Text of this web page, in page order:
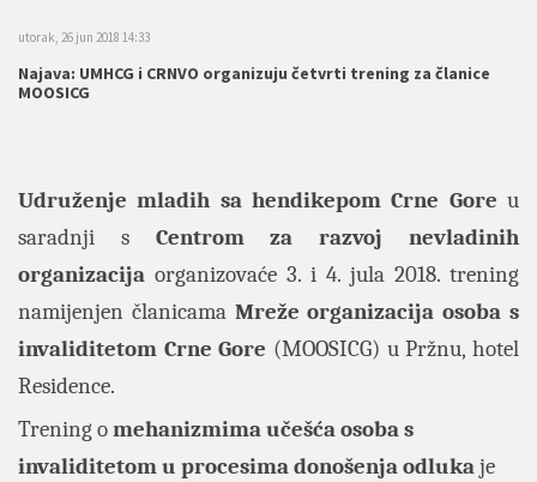
utorak, 26 jun 2018 14:33
Najava: UMHCG i CRNVO organizuju četvrti trening za članice
MOOSICG
Udruženje mladih sa hendikepom Crne Gore u
saradnji s Centrom za razvoj nevladinih
organizacija organizovaće 3. i 4. jula 2018. trening
namijenjen članicama Mreže organizacija osoba s
invaliditetom Crne Gore (MOOSICG) u Pržnu, hotel
Residence.
Trening omehanizmima učešća osoba s
invaliditetom u procesima donošenja odlukaje